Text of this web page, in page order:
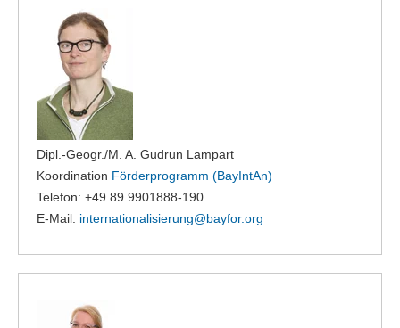
Dipl.-Geogr./M. A. Gudrun Lampart
Koordination Förderprogramm (BayIntAn)
Telefon: +49 89 9901888-190
E-Mail: internationalisierung@bayfor.org